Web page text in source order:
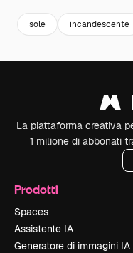
sole incandescente
La piattaforma creativa
1 milione di abbonati
Prodotti
Spaces
Assistente IA
Generatore di immagini IA